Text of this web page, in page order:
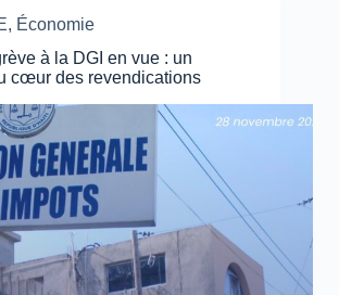
, Économie
à la DGI en vue : un
cœur des revendications